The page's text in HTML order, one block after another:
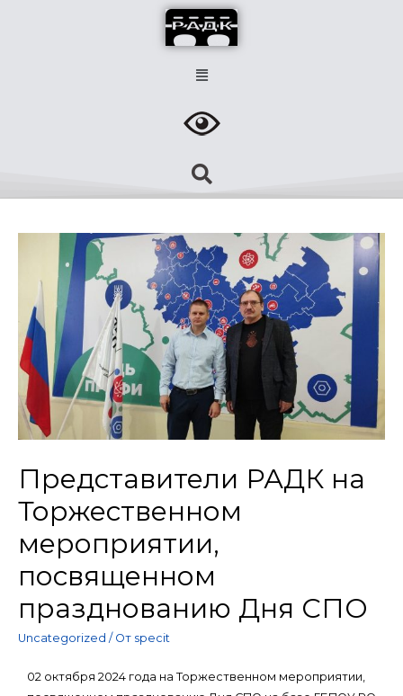
Представители РАДК на
Торжественном
мероприятии,
посвященном
празднованию Дня СПО
Uncategorized / От specit
02 октября 2024 года на Торжественном мероприятии,